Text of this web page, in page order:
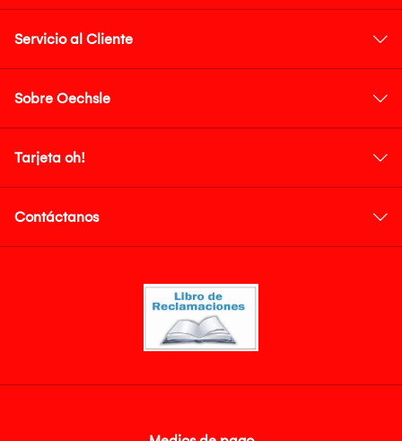
Servicio al Cliente
Sobre Oechsle
Tarjeta oh!
Contáctanos